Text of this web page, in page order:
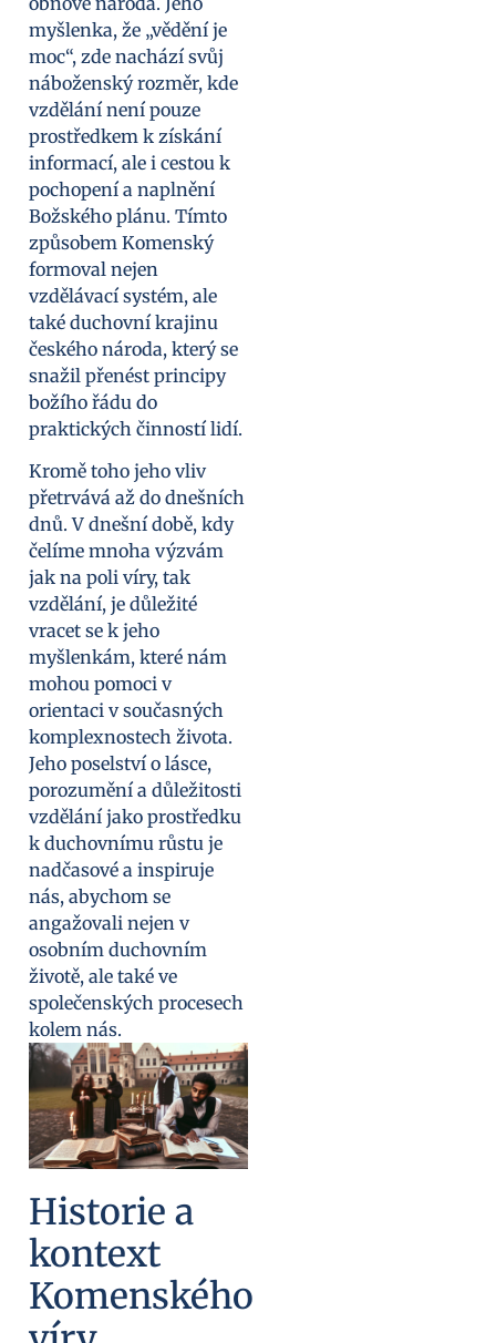
myšlenka, že „vědění je
moc“, zde nachází svůj
náboženský rozměr, kde
vzdělání není pouze
prostředkem k získání
informací, ale i cestou k
pochopení a naplnění
Božského plánu. Tímto
způsobem Komenský
formoval nejen
vzdělávací systém, ale
také duchovní krajinu
českého národa, který se
snažil přenést principy
božího řádu do
praktických činností lidí.
Kromě toho jeho vliv
přetrvává až do dnešních
dnů. V dnešní době, kdy
čelíme mnoha výzvám
jak na poli víry, tak
vzdělání, je důležité
vracet se k jeho
myšlenkám, které nám
mohou pomoci v
orientaci v současných
komplexnostech života.
Jeho poselství o lásce,
porozumění a důležitosti
vzdělání jako prostředku
k duchovnímu růstu je
nadčasové a inspiruje
nás, abychom se
angažovali nejen v
osobním duchovním
životě, ale také ve
společenských procesech
kolem nás.
Historie a
kontext
Komenského